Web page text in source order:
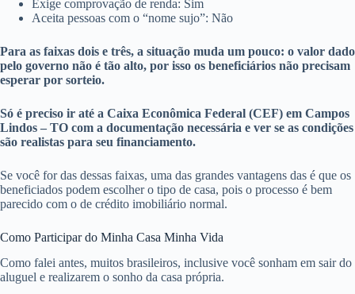
Exige comprovação de renda: Sim
Aceita pessoas com o “nome sujo”: Não
Para as faixas dois e três, a situação muda um pouco: o valor dado
pelo governo não é tão alto, por isso os beneficiários não precisam
esperar por sorteio.
Só é preciso ir até a Caixa Econômica Federal (CEF) em Campos
Lindos – TO com a documentação necessária e ver se as condições
são realistas para seu financiamento.
Se você for das dessas faixas, uma das grandes vantagens das é que os
beneficiados podem escolher o tipo de casa, pois o processo é bem
parecido com o de crédito imobiliário normal.
Como Participar do Minha Casa Minha Vida
Como falei antes, muitos brasileiros, inclusive você sonham em sair do
aluguel e realizarem o sonho da casa própria.